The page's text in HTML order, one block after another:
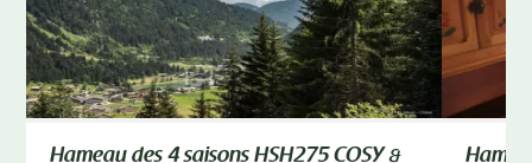
Hameau des 4 saisons HSH275 COSY &